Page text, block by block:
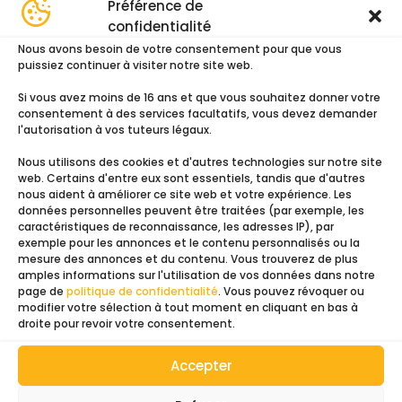
Préférence de
confidentialité
Nous avons besoin de votre consentement pour que vous
puissiez continuer à visiter notre site web.
Si vous avez moins de 16 ans et que vous souhaitez donner votre
consentement à des services facultatifs, vous devez demander
l'autorisation à vos tuteurs légaux.
Nous utilisons des cookies et d'autres technologies sur notre site
web. Certains d'entre eux sont essentiels, tandis que d'autres
nous aident à améliorer ce site web et votre expérience. Les
données personnelles peuvent être traitées (par exemple, les
caractéristiques de reconnaissance, les adresses IP), par
exemple pour les annonces et le contenu personnalisés ou la
mesure des annonces et du contenu. Vous trouverez de plus
amples informations sur l'utilisation de vos données dans notre
page de politique de confidentialité. Vous pouvez révoquer ou
modifier votre sélection à tout moment en cliquant en bas à
droite pour revoir votre consentement.
Accepter
Ajouter au devis
Ajouter au panier